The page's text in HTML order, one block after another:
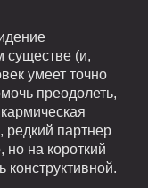
существе (и,
умеет точно
преодолеть,
редкий партнер
на короткий
конструктивной.